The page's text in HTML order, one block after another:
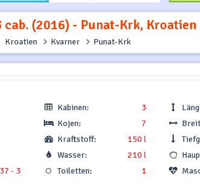
(2016) - Punat-Krk, Kroatien
Kroatien Kvarner Punat-Krk
- 3
Kabinen:
3
Kojen:
7
Kraftstoff:
150 l
Wasser:
210 l
Toiletten:
1